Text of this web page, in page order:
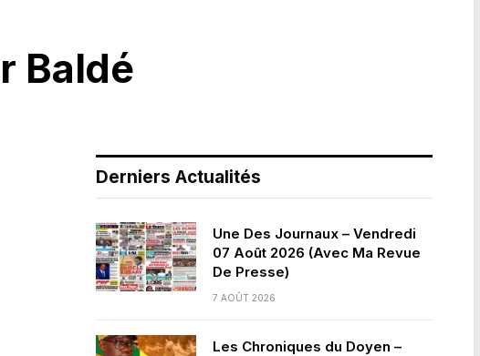
Baldé
Derniers Actualités
Une Des Journaux – Vendredi
07 Août 2026 (Avec Ma Revue
De Presse)
7 AOÛT 2026
Les Chroniques du Doyen –